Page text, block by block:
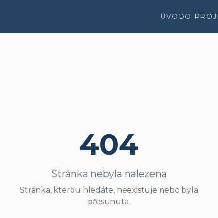
ÚVODO
404
Stránka nebyla nalezena
Stránka, kterou hledáte, neexistuje nebo byla
přesunuta.